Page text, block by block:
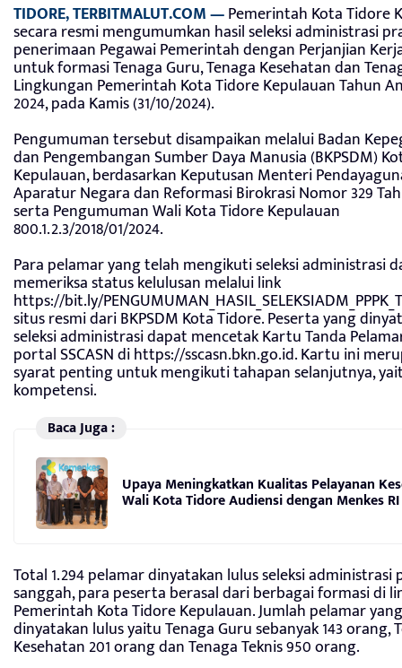
TIDORE, TERBITMALUT.COM —Pemerintah Kota Tidore
secara resmi mengumumkan hasil seleksi administrasi
penerimaan Pegawai Pemerintah dengan Perjanjian
untuk formasi Tenaga Guru, Tenaga Kesehatan dan
Lingkungan Pemerintah Kota Tidore Kepulauan Tahun
2024, pada Kamis (31/10/2024).
Pengumuman tersebut disampaikan melalui Badan
dan Pengembangan Sumber Daya Manusia (BKPSDM)
Kepulauan, berdasarkan Keputusan Menteri
Aparatur Negara dan Reformasi Birokrasi Nomor 329
serta Pengumuman Wali Kota Tidore Kepulauan
800.1.2.3/2018/01/2024.
Para pelamar yang telah mengikuti seleksi administrasi
memeriksa status kelulusan melalui link
https://bit.ly/
situs resmi dari BKPSDM Kota Tidore. Peserta yang
seleksi administrasi dapat mencetak Kartu Tanda
portal SSCASN di https://sscasn.bkn.go.id. Kartu ini
syarat penting untuk mengikuti tahapan selanjutnya,
kompetensi.
Baca Juga :
Upaya Meningkatkan Kualitas Pelayanan
Wali Kota Tidore Audiensi dengan Menkes RI
Total 1.294 pelamar dinyatakan lulus seleksi administrasi
sanggah, para peserta berasal dari berbagai formasi di
Pemerintah Kota Tidore Kepulauan. Jumlah pelamar yang
dinyatakan lulus yaitu Tenaga Guru sebanyak 143 orang,
Kesehatan 201 orang dan Tenaga Teknis 950 orang.